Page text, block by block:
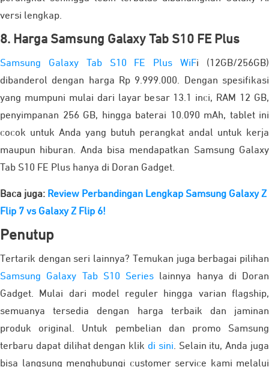
versi lengkap.
8. Harga Samsung Galaxy Tab S10 FE Plus
Samsung Galaxy Tab S10 FE Plus WiFi (12GB/256GB)
dibanderol dengan harga Rp 9.999.000. Dengan spesifikasi
yang mumpuni mulai dari layar besar 13.1 inci, RAM 12 GB,
penyimpanan 256 GB, hingga baterai 10.090 mAh, tablet ini
cocok untuk Anda yang butuh perangkat andal untuk kerja
maupun hiburan. Anda bisa mendapatkan Samsung Galaxy
Tab S10 FE Plus hanya di Doran Gadget.
Baca juga: Review Perbandingan Lengkap Samsung Galaxy Z
Flip 7 vs Galaxy Z Flip 6!
Penutup
Tertarik dengan seri lainnya? Temukan juga berbagai pilihan
Samsung Galaxy Tab S10 Series lainnya hanya di Doran
Gadget. Mulai dari model reguler hingga varian flagship,
semuanya tersedia dengan harga terbaik dan jaminan
produk original. Untuk pembelian dan promo Samsung
terbaru dapat dilihat dengan klik di sini. Selain itu, Anda juga
bisa langsung menghubungi customer service kami melalui